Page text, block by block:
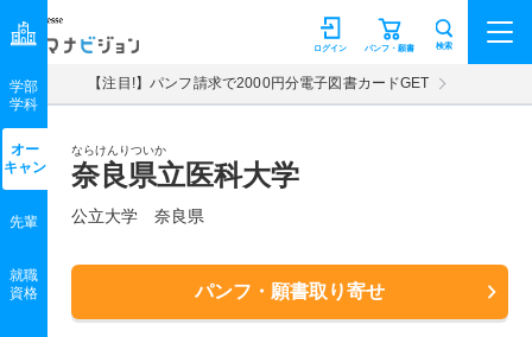
マナビジョン パンフ・願書
ログイン 検索
【注目!】パンフ請求で2000円分電子図書カードGET
ならけんりついか
奈良県立医科大学
公立大学 奈良県
パンフ・願書取り寄せ
学部
学科
オー
キャン
先輩
就職
資格